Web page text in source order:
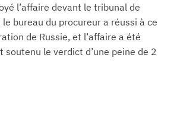
l’affaire devant le tribunal de
bureau du procureur a réussi à ce
de Russie, et l’affaire a été
le verdict d’une peine de 2